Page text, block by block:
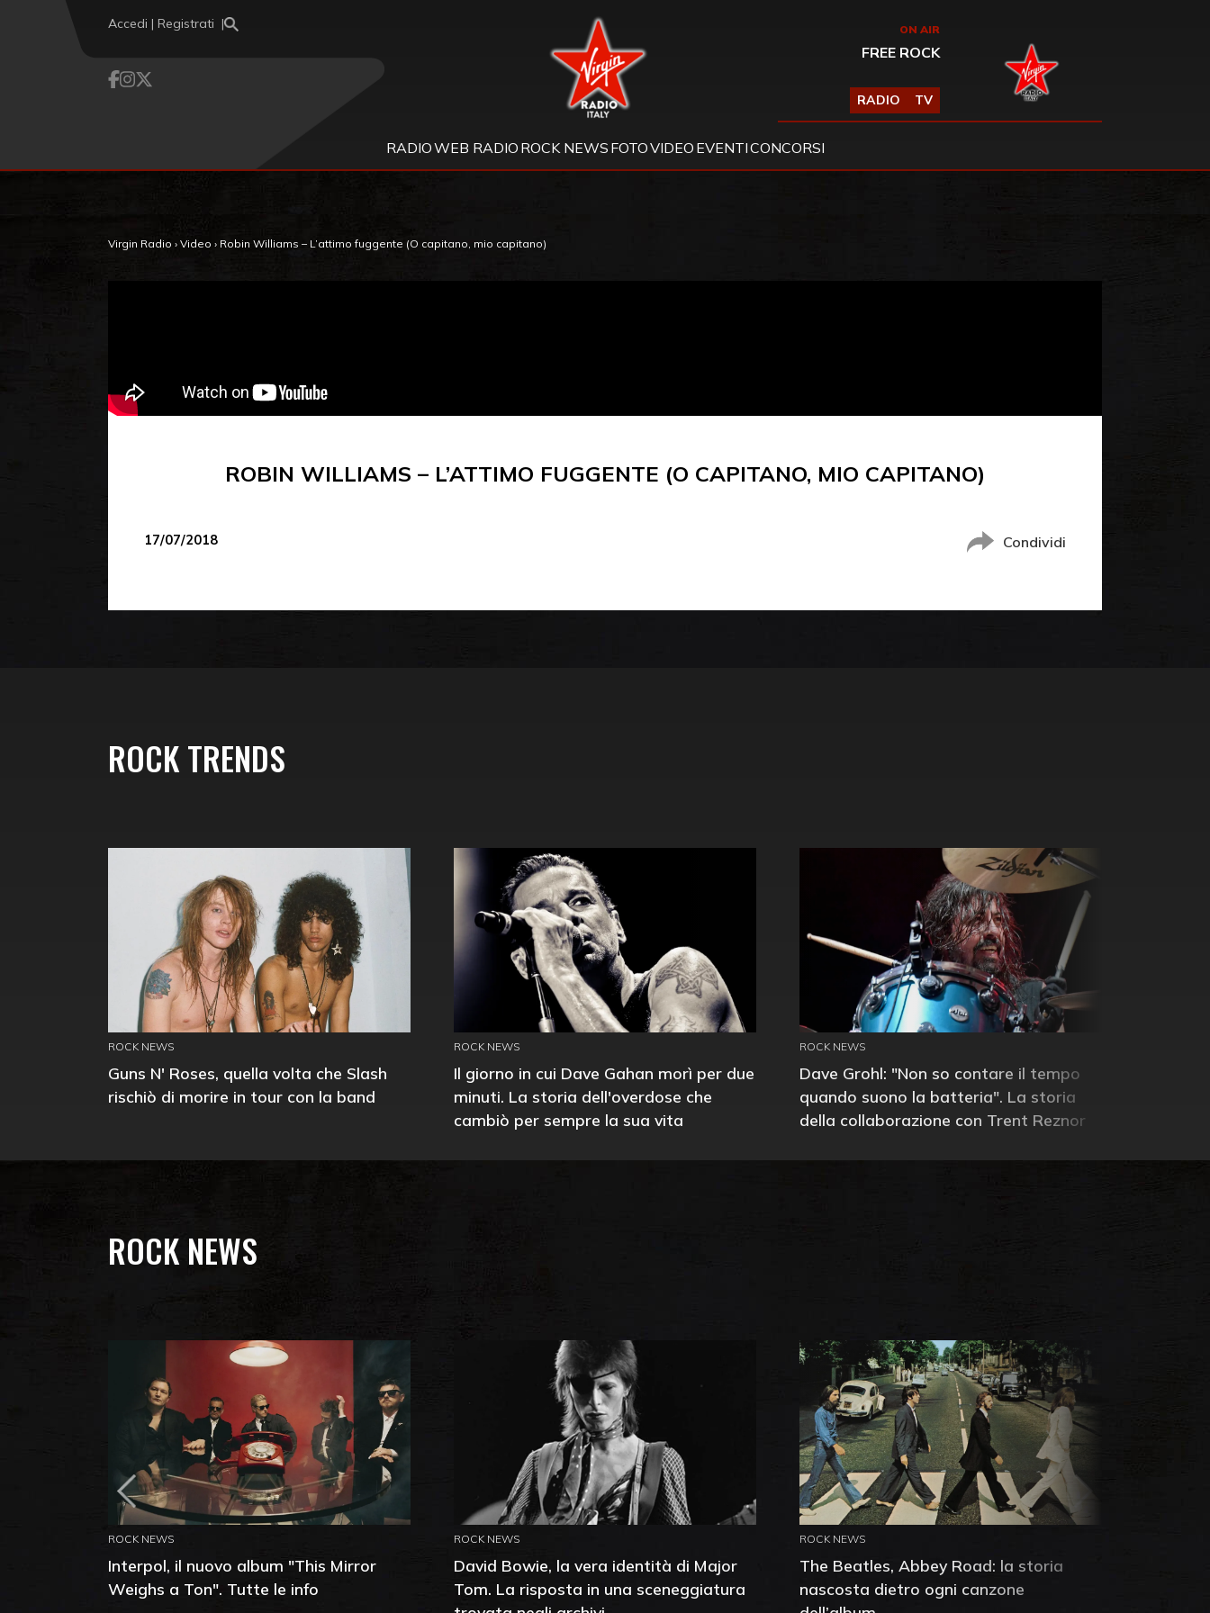
Accedi | Registrati Virgin Radio ON AIR
FREE ROCK
RADIO TV
RADIOWEB RADIO ROCK NEWS FOTOVIDEO EVENTICONCORSI
Virgin Radio › Video › Robin Williams – L’attimo fuggente (O capitano, mio capitano)
ROBIN WILLIAMS – L’ATTIMO FUGGENTE (O CAPITANO, MIO CAPITANO)
17/07/2018 Condividi
ROCK TRENDS
ROCK NEWS
Guns N' Roses, quella volta che Slash
rischiò di morire in tour con la band
ROCK NEWS
Il giorno in cui Dave Gahan morì per due
minuti. La storia dell'overdose che
cambiò per sempre la sua vita
ROCK NEWS
Dave Grohl: "Non so contare il tempo
quando suono la batteria". La storia
della collaborazione con Trent Reznor
ROCK NEWS
ROCK NEWS
Interpol, il nuovo album "This Mirror
Weighs a Ton". Tutte le info
ROCK NEWS
David Bowie, la vera identità di Major
Tom. La risposta in una sceneggiatura
ROCK NEWS
The Beatles, Abbey Road: la storia
nascosta dietro ogni canzone